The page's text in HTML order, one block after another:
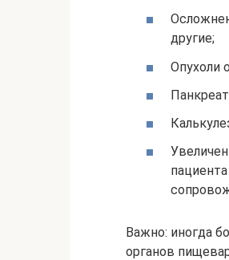
другие;
Опухоли
Важно: иногда
органов